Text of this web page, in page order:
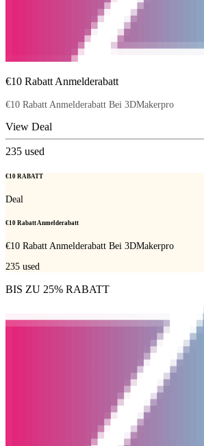
€10 Rabatt Anmelderabatt
€10 Rabatt Anmelderabatt Bei 3DMakerpro
View Deal
235 used
€10 RABATT
Deal
€10 Rabatt Anmelderabatt
€10 Rabatt Anmelderabatt Bei 3DMakerpro
235 used
BIS ZU 25% RABATT